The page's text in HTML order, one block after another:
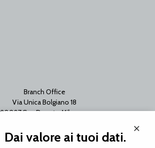
Branch Office
Via Unica Bolgiano 18
20097 San Donato Milanese
T. +39 02 2153663
×
Dai valore ai tuoi dati.